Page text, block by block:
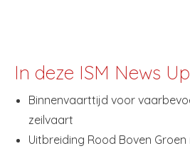
In deze ISM News
Binnenvaarttijd voor
zeilvaart
Uitbreiding Rood Boven